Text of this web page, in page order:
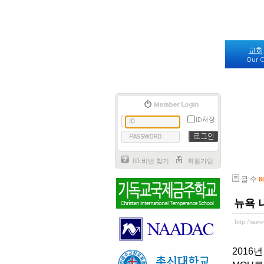
교
Our
ID.비번 찾기 회원가입
글 수
뉴욕
http://
2016